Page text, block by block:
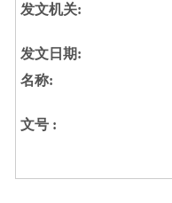
发文机关:
发文日期:
名称:
文号 :